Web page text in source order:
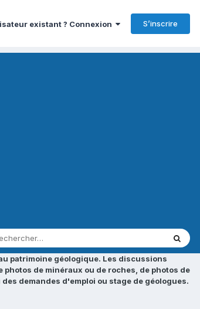
existant ? Connexion S’inscrire
patrimoine géologique. Les discussions
de minéraux ou de roches, de photos de
demandes d'emploi ou stage de géologues.